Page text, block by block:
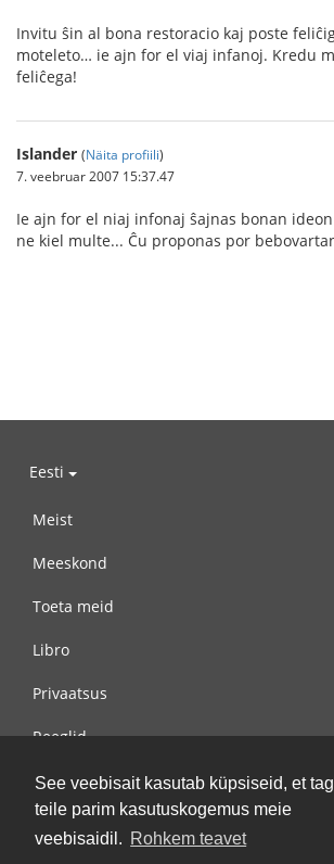
See veebisait kasutab küpsiseid, et
teile parim kasutuskogemus meie
veebisaidil. Rohkem teavet
Invitu ŝin al bona restoracio kaj poste
moteleto… ie ajn for el viaj infanoj. Kredu
feliĉega!
Islander (Näita profiili)
7. veebruar 2007 15:37.47
Ie ajn for el niaj infonaj ŝajnas bonan
ne kiel multe... Ĉu proponas por
Eesti
Meist
Meeskond
Toeta meid
Libro
Privaatsus
Reeglid
Võta meiega ühendust